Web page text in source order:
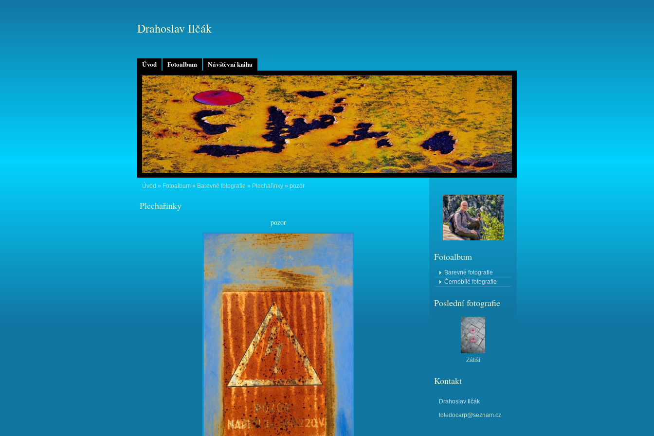
Úvod Fotoalbum Návštěvní kniha
Drahoslav Ilčák
Úvod » Fotoalbum » Barevné fotografie » Plechařinky » pozor
Plechařinky
pozor
Fotoalbum
Barevné fotografie
Černobílé fotografie
Poslední fotografie
Zátiší
Kontakt
Drahoslav Ilčák
toledocarp@seznam.cz